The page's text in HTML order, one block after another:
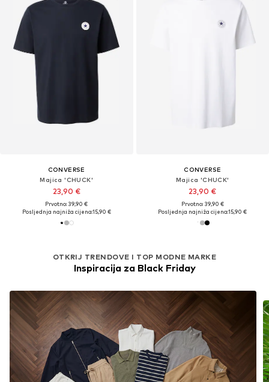
CONVERSE
Majica 'CHUCK'
23,90 €
Prvotno: 39,90 €
Posljednja najniža cijena:15,90 €
CONVERSE
Majica 'CHUCK'
23,90 €
Prvotno: 39,90 €
Posljednja najniža cijena:15,90 €
OTKRIJ TRENDOVE I TOP MODNE MARKE
Inspiracija za Black Friday